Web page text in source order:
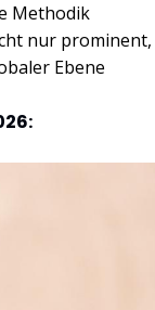
Methodik
nur prominent,
Ebene